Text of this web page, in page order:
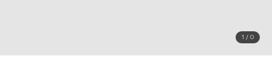
1 / 0